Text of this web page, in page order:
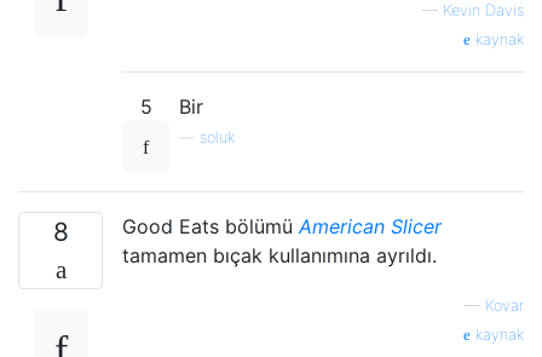
— Kevin Davis
kaynak
5 Bir
soluk
8 Good Eats bölümüAmerican Slicer
tamamen bıçak kullanımına ayrıldı.
— Kovar
kaynak